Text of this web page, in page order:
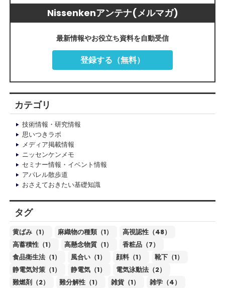
Nissenkenアンテナ(メルマガ)
最新情報やお役立ち資料を自動受信
登録する（無料）
カテゴリ
技術情報・研究情報
思いつきラボ
メディア掲載情報
ニッセンケンメモ
セミナー情報・イベント情報
アパレル散歩道
おさえておきたい基礎知識
タグ
黄ばみ（1） 麻織物の種類（1）
高視認性（48）
高蓄積性（1）
高懸念物質（1）
香粧品（7）
食品衛生法（1）
風合い（1） 顔料（1）
靴下（1）
静電気対策（1）
静電気（1）
電気泳動法（2）
難燃剤（2）
難分解性（1） 雑貨（1）
雑学（4）